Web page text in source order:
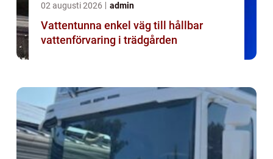
02 augusti 2026 admin
Vattentunna enkel väg till hållbar
vattenförvaring i trädgården